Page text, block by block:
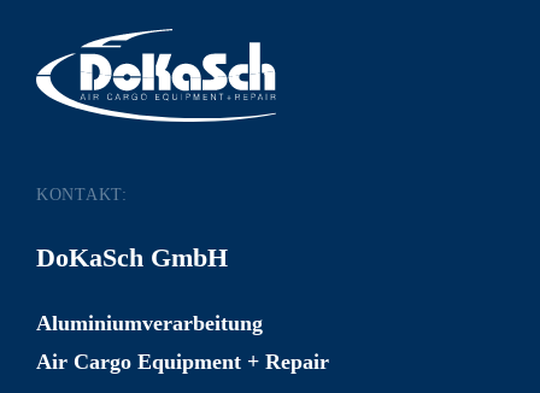
KONTAKT:
DoKaSch GmbH
Aluminiumverarbeitung
Air Cargo Equipment + Repair